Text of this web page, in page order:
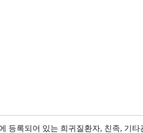
등록되어 있는 희귀질환자, 친족, 기